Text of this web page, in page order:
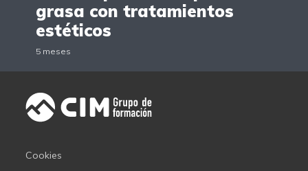
grasa con tratamientos
estéticos
5 meses
Cookies